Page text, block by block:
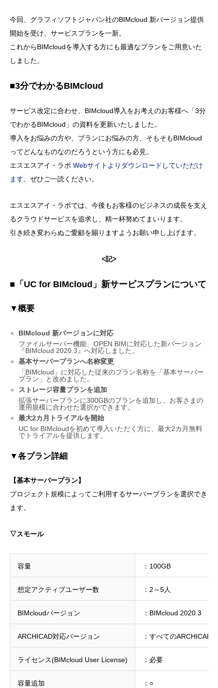
今回、グラフィソフトジャパン社のBIMcloud 新バージョン提供
開始を受け、サービスプランを一新。
これからBIMcloudを導入する方にも最適なプランをご用意いた
しました。
■3分でわかるBIMcloud
サービス改定に合わせ、BIMcloud導入をお考えのお客様へ「3分
でわかるBIMcloud」の資料を更新いたしました。
導入をお悩みの方や、プランにお悩みの方、そもそもBIMcloud
ってどんなものなのだろうという方にも必見。
エスエスアイ・ラボ Webサイトよりダウンロードしていただけ
ます。 ぜひご一読ください。
エスエスアイ・ラボでは、今後もお客様のビジネスの成長を支え
るクラウドサービスを追求し、精一杯努めてまいります。
引き続き変わらぬご愛顧を賜りますようお願い申し上げます。
<記>
■「UC for BIMcloud」新サービスプランについて
▼概要
BIMcloud 新バージョンに対応
ファイルサーバー機能、OPEN BIMに対応した新バージョン
『BIMcloud 2020.3』へ対応しました。
基本サーバープランへ名称変更
「BIMcloud」に対応した従来のプラン名称を「基本サーバー
プラン」と改めました。
ストレージ容量プランを追加
拡張サーバープランに300GBのプランを追加し、お客さまの
運用規模に合わせた選択ができます。
最大2カ月トライアルを開始
UC for BIMcloudを初めて導入いただく方に、最大2カ月無料
でトライアルを提供します。
▼各プラン詳細
【基本サーバープラン】
プロジェクト規模によってご利用するサーバープランを選択でき
ます。
▽スモール
容量 ：100GB
想定アクティブユーザー数 ：2～5人
BIMcloudバージョン ：BIMcloud 2020.3
ARCHICAD対応バージョン ：すべてのARCHICAD
ライセンス(BIMcloud User License) ：必要
容量追加 ：○